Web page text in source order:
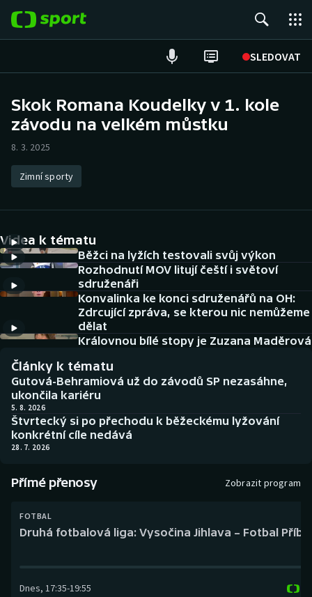
SLEDOVAT
Hokej
Atletika
DALŠÍ SPORTY
Americký fotbal
Baseball a softbal
Biatlon
Boby a skeleton
Curling
Dostihy
Futsal
NEPŘEHLÉDNĚTE
Aplikace ČT sport
AZ kvíz
Skok Romana Koudelky v 1. kole
závodu na velkém můstku
8. 3. 2025
Zimní sporty
Videa k tématu
Běžci na lyžích testovali svůj výkon
Rozhodnutí MOV litují čeští i světoví
sdruženáři
Konvalinka ke konci sdruženářů na OH:
Zdrcující zpráva, se kterou nic nemůžeme
dělat
Královnou bílé stopy je Zuzana Maděrová
Články k tématu
Gutová-Behramiová už do závodů SP nezasáhne,
ukončila kariéru
5. 8. 2026
Štvrtecký si po přechodu k běžeckému lyžování
konkrétní cíle nedává
28. 7. 2026
Přímé přenosy Zobrazit program
FOTBAL
Druhá fotbalová liga: Vysočina Jihlava – Fotbal
Dnes, 17:35-19:55